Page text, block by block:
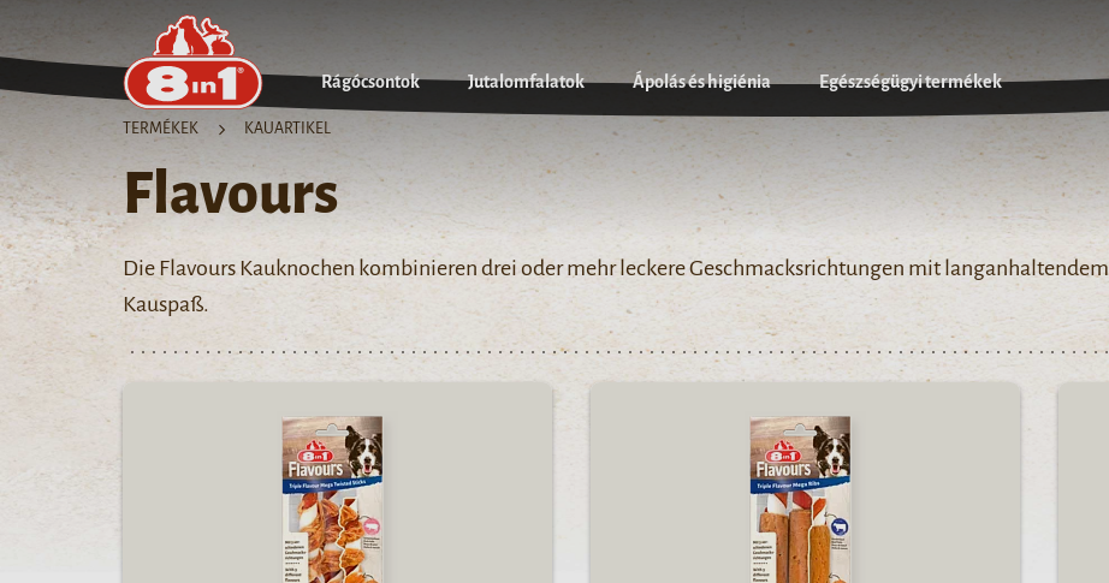
Rágócsontok Jutalomfalatok Ápolás és higiénia Egészségügyi termékek
TERMÉKEK KAUARTIKEL
Flavours
Die Flavours Kauknochen kombinieren drei oder mehr leckere Geschmacksrichtungen mit langanhaltendem
Kauspaß.